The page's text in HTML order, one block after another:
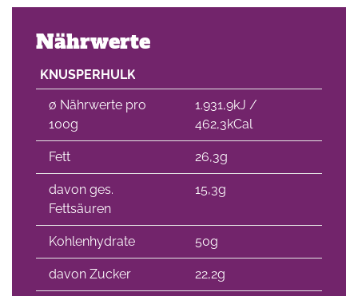
Nährwerte
KNUSPERHULK
∅ Nährwerte pro
100g
1.931,9kJ /
462,3kCal
Fett 26,3g
davon ges.
Fettsäuren
15,3g
Kohlenhydrate 50g
davon Zucker 22,2g